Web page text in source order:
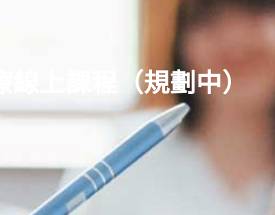
線上課程（規劃中）